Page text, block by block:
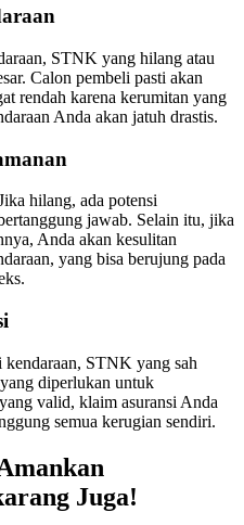
STNK yang hilang atau
Calon pembeli pasti akan
rendah karena kerumitan yang
Anda akan jatuh drastis.
hilang, ada potensi
jawab. Selain itu, jika
Anda akan kesulitan
yang bisa berujung pada
STNK yang sah
diperlukan untuk
valid, klaim asuransi Anda
semua kerugian sendiri.
Juga!